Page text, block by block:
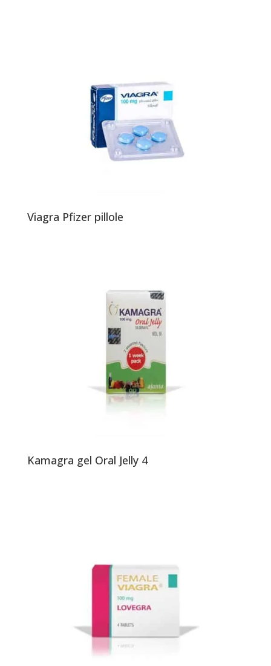
Viagra Pfizer pillole
Kamagra gel Oral Jelly 4